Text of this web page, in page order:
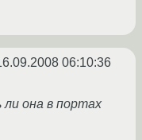
06:10:36
ли она в портах